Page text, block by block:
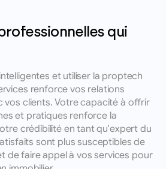
qui
et utiliser la proptech
renforce vos relations
vos clients. Votre capacité à offrir
et pratiques renforce la
crédibilité en tant qu'expert du
sont plus susceptibles de
de faire appel à vos services pour